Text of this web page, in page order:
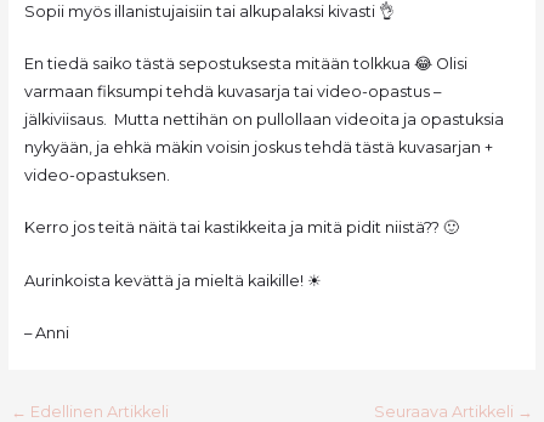
Sopii myös illanistujaisiin tai alkupalaksi kivasti 👌
En tiedä saiko tästä sepostuksesta mitään tolkkua 😂 Olisi
varmaan fiksumpi tehdä kuvasarja tai video-opastus –
jälkiviisaus. Mutta nettihän on pullollaan videoita ja opastuksia
nykyään, ja ehkä mäkin voisin joskus tehdä tästä kuvasarjan +
video-opastuksen.
Kerro jos teitä näitä tai kastikkeita ja mitä pidit niistä?? 🙂
Aurinkoista kevättä ja mieltä kaikille! ☀
– Anni
Post
← Edellinen Artikkeli Seuraava Artikkeli →